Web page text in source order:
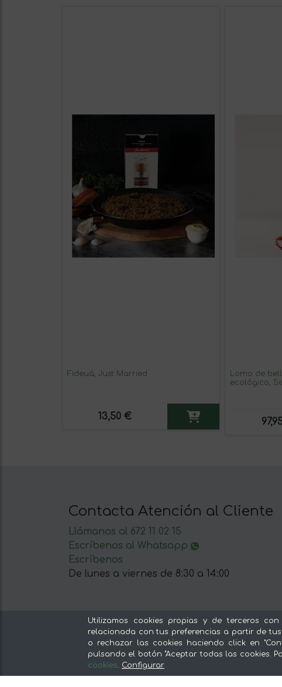
Fideuá, Just Married
13,50 €
Lomo de
ecológico,
Contacta Atención al Cliente
Llámanos al 672 11 02 15
Escríbenos al Whatsapp
Escríbenos
De lunes a viernes de 8:30 a 14:00
Nuestras secciones
Del productor, sin intermediarios
Tiendas Especializadas y Productos
Utilizamos cookies propias y de terceros
relacionada con tus preferencias a partir de
o rechazar las cookies haciendo click en
pulsando el botón "Aceptar todas las cookies.
cookies. Configurar